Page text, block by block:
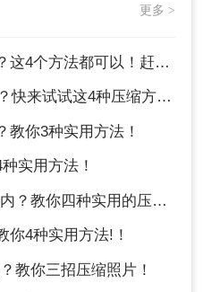
更多 >
方法都可以！赶紧试试！
来试试这4种压缩方法!！
教你3种实用方法！
实用方法！
你四种实用的压缩方法！
你4种实用方法!！
教你三招压缩照片！